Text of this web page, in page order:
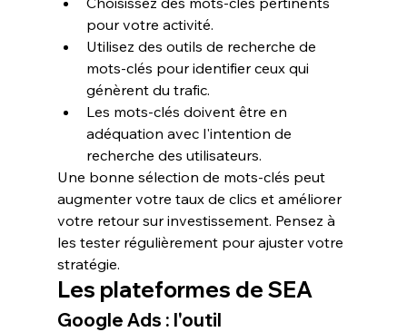
pour votre activité.
Utilisez des outils de recherche de
mots-clés pour identifier ceux qui
génèrent du trafic.
Les mots-clés doivent être en
adéquation avec l'intention de
recherche des utilisateurs.
Une bonne sélection de mots-clés peut
augmenter votre taux de clics et améliorer
votre retour sur investissement. Pensez à
les tester régulièrement pour ajuster votre
stratégie.
Les plateformes de SEA
Google Ads : l'outil